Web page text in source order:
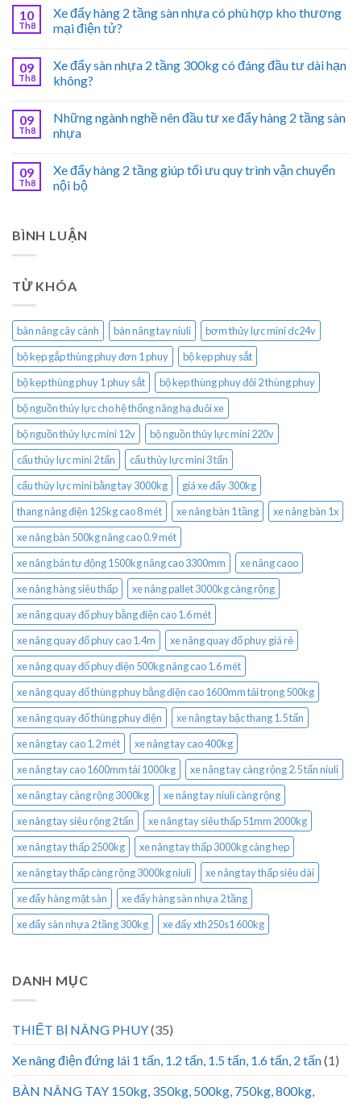
10
Th8
Xe đẩy hàng 2 tầng sàn nhựa có phù hợp kho thương
mại điện tử?
09
Th8
Xe đẩy sàn nhựa 2 tầng 300kg có đáng đầu tư dài hạn
không?
09
Th8
Những ngành nghề nên đầu tư xe đẩy hàng 2 tầng sàn
nhựa
09
Th8
Xe đẩy hàng 2 tầng giúp tối ưu quy trình vận chuyển
nội bộ
BÌNH LUẬN
TỪ KHÓA
bàn nâng cây cành bàn nâng tay niuli
bơm thủy lực mini dc24v
bộ kẹp gắp thùng phuy đơn 1 phuy
bộ kẹp phuy sắt
bộ kẹp thùng phuy 1 phuy sắt
bộ kẹp thùng phuy đôi 2 thùng phuy
bộ nguồn thủy lực cho hệ thống nâng hạ đuôi xe
bộ nguồn thủy lực mini 12v
bộ nguồn thủy lực mini 220v
cẩu thủy lực mini 2 tấn
cẩu thủy lực mini 3 tấn
cẩu thủy lực mini bằng tay 3000kg
giá xe đẩy 300kg
thang nâng điện 125kg cao 8 mét
xe nâng bàn 1 tầng
xe nâng bàn 1x
xe nâng bàn 500kg nâng cao 0.9 mét
xe nâng bán tự động 1500kg nâng cao 3300mm
xe nâng caoo
xe nâng hàng siêu thấp
xe nâng pallet 3000kg càng rộng
xe nâng quay đổ phuy bằng điện cao 1.6 mét
xe nâng quay đổ phuy cao 1.4m
xe nâng quay đổ phuy giá rẻ
xe nâng quay đổ phuy điện 500kg nâng cao 1.6 mét
xe nâng quay đổ thùng phuy bằng điện cao 1600mm tải trọng 500kg
xe nâng quay đổ thùng phuy điện
xe nâng tay bậc thang 1.5 tấn
xe nâng tay cao 1.2 mét
xe nâng tay cao 400kg
xe nâng tay cao 1600mm tải 1000kg
xe nâng tay càng rộng 2.5 tấn niuli
xe nâng tay càng rộng 3000kg
xe nâng tay niuli càng rộng
xe nâng tay siêu rộng 2 tấn
xe nâng tay siêu thấp 51mm 2000kg
xe nâng tay thấp 2500kg
xe nâng tay thấp 3000kg càng hẹp
xe nâng tay thấp càng rộng 3000kg niuli
xe nâng tay thấp siêu dài
xe đẩy hàng mặt sàn
xe đẩy hàng sàn nhựa 2 tầng
xe đẩy sàn nhựa 2 tầng 300kg
xe đẩy xth250s1 600kg
DANH MỤC
THIẾT BỊ NÂNG PHUY(35)
Xe nâng điện đứng lái 1 tấn, 1.2 tấn, 1.5 tấn, 1.6 tấn, 2 tấn(1)
BÀN NÂNG TAY 150kg, 350kg, 500kg, 750kg, 800kg,